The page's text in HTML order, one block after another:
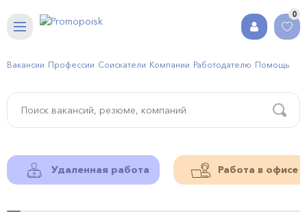
0
Вакансии Профессии Соискатели Компании Работодателю Помощь
Удаленная работа Работа в офисе